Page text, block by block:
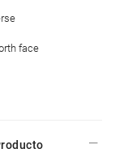
face